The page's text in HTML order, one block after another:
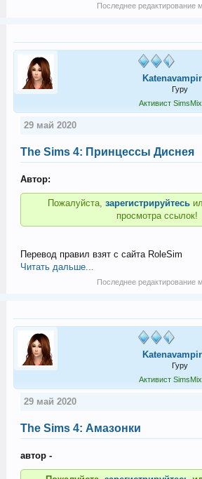
Последнее редактирование
Гуру
Активист
29 май 2020
The Sims 4: Принцессы Диснея
Автор:
Пожалуйста, зарегистрируйтесь
просмотра ссылок!
Перевод правил взят с сайта RoleSim
Читать дальше...
Последнее редактирование
Гуру
Активист
29 май 2020
The Sims 4: Амазонки
автор -